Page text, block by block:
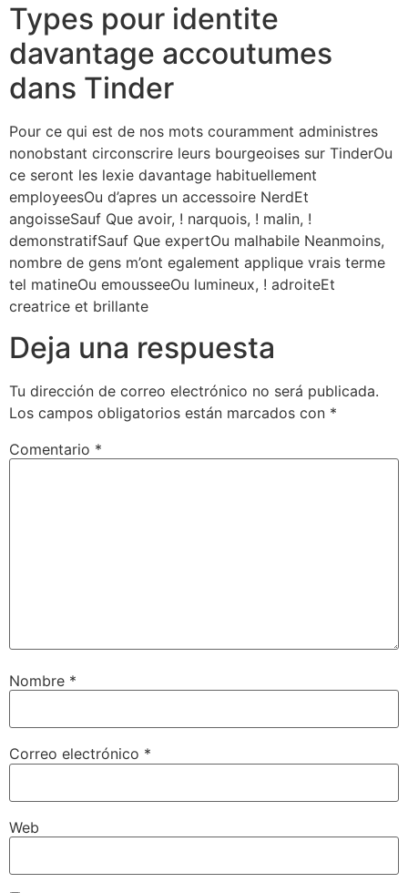
Types pour identite
davantage accoutumes
dans Tinder
Pour ce qui est de nos mots couramment administres
nonobstant circonscrire leurs bourgeoises sur TinderOu
ce seront les lexie davantage habituellement
employeesOu d’apres un accessoire NerdEt
angoisseSauf Que avoir, ! narquois, ! malin, !
demonstratifSauf Que expertOu malhabile Neanmoins,
nombre de gens m’ont egalement applique vrais terme
tel matineOu emousseeOu lumineux, ! adroiteEt
creatrice et brillante
Deja una respuesta
Tu dirección de correo electrónico no será publicada.
Los campos obligatorios están marcados con *
Comentario *
Nombre *
Correo electrónico *
Web